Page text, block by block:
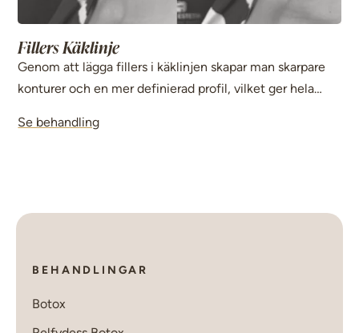
Fillers Käklinje
Genom att lägga fillers i käklinjen skapar man skarpare
konturer och en mer definierad profil, vilket ger hela
Se behandling
BEHANDLINGAR
Botox